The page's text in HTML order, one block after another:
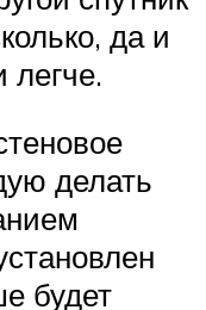
да и
легче.
делать
будет